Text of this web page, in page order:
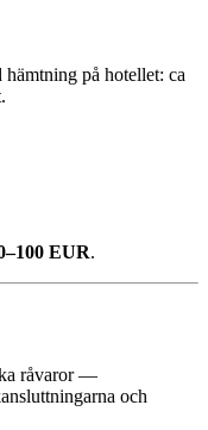
på hotellet: ca
EUR.
råvaror —
och